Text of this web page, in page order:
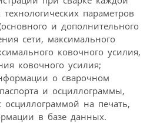
параметров
и дополнительного
сети, максимального
ковочного усилия,
ковочного усилия;
о сварочном
и осциллограммы,
осциллограммой на печать,
в базе данных.